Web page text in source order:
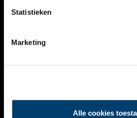
Statistieken
Marketing
Alle cookies
NIEUWSBRIEF
DISCLAIMER
TOEGANKELIJKHEID